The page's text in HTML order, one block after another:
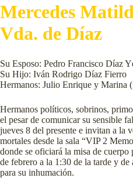
Mercedes
Vda. de Díaz
Su Esposo: Pedro Francisco Díaz
Su Hijo: Iván Rodrigo Díaz Fierro
Hermanos: Julio Enrique y Marina
Hermanos políticos, sobrinos,
el pesar de comunicar su sensible
jueves 8 del presente e invitan a la
mortales desde la sala “VIP 2
donde se oficiará la misa de cuerpo
de febrero a la 1:30 de la tarde y
para su inhumación.